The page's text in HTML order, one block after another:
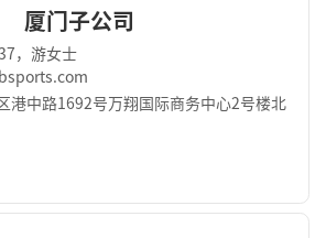
厦门子公司
，游女士
港中路1692号万翔国际商务中⼼2号楼北